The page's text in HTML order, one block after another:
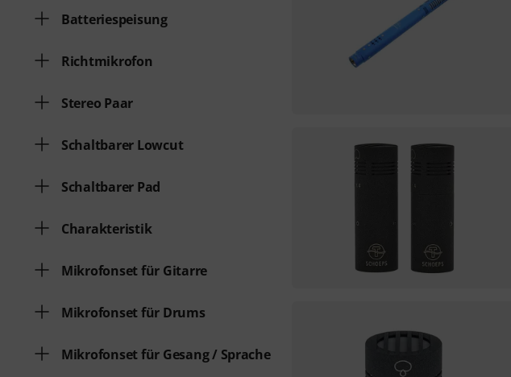
Batteriespeisung
Richtmikrofon
Stereo Paar
Schaltbarer Lowcut
Schaltbarer Pad
Charakteristik
Mikrofonset für Gitarre
Mikrofonset für Drums
Mikrofonset für Gesang / Sprache